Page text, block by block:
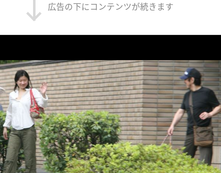
広告の下にコンテンツが続きます